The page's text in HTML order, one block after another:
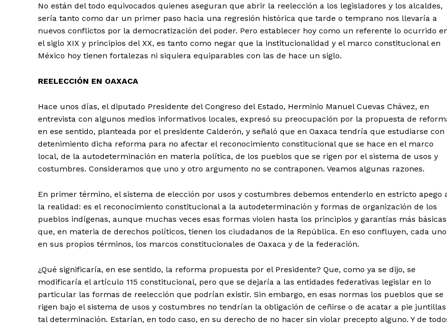
No están del todo equivocados quienes aseguran que abrir la reelección a los legisladores y los alcaldes,
sería tanto como dar un primer paso hacia una regresión histórica que tarde o temprano nos llevaría a
nuevos conflictos por la democratización del poder. Pero establecer hoy como un referente lo ocurrido
el siglo XIX y principios del XX, es tanto como negar que la institucionalidad y el marco constitucional en
México hoy tienen fortalezas ni siquiera equiparables con las de hace un siglo.
REELECCIÓN EN OAXACA
Hace unos días, el diputado Presidente del Congreso del Estado, Herminio Manuel Cuevas Chávez, en
entrevista con algunos medios informativos locales, expresó su preocupación por la propuesta de
en ese sentido, planteada por el presidente Calderón, y señaló que en Oaxaca tendría que estudiarse con
detenimiento dicha reforma para no afectar el reconocimiento constitucional que se hace en el marco
local, de la autodeterminación en materia política, de los pueblos que se rigen por el sistema de usos y
costumbres. Consideramos que uno y otro argumento no se contraponen. Veamos algunas razones.
En primer término, el sistema de elección por usos y costumbres debemos entenderlo en estricto apego
la realidad: es el reconocimiento constitucional a la autodeterminación y formas de organización de los
pueblos indígenas, aunque muchas veces esas formas violen hasta los principios y garantías más básicas
que, en materia de derechos políticos, tienen los ciudadanos de la República. En eso confluyen, cada uno
en sus propios términos, los marcos constitucionales de Oaxaca y de la federación.
¿Qué significaría, en ese sentido, la reforma propuesta por el Presidente? Que, como ya se dijo, se
modificaría el artículo 115 constitucional, pero que se dejaría a las entidades federativas legislar en lo
particular las formas de reelección que podrían existir. Sin embargo, en esas normas los pueblos que se
rigen bajo el sistema de usos y costumbres no tendrían la obligación de ceñirse o de acatar a pie juntillas
tal determinación. Estarían, en todo caso, en su derecho de no hacer sin violar precepto alguno. Y de